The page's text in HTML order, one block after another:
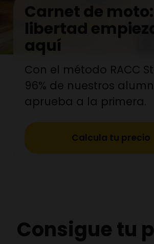
Carnet de
libertad empieza
aquí
Con el método RACC
96% de nuestros
aprueba a la primera.
Calcula tu precio
Consigue tu